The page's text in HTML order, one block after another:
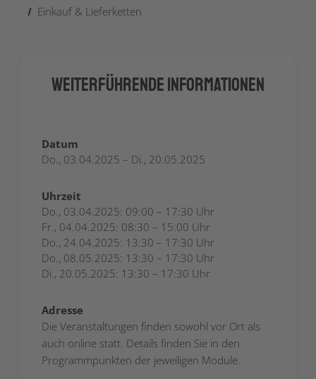
Einkauf & Lieferketten
Weiterführende Informationen
Datum
Do., 03.04.2025 – Di., 20.05.2025
Uhrzeit
Do., 03.04.2025: 09:00 – 17:30 Uhr
Fr., 04.04.2025: 08:30 – 15:00 Uhr
Do., 24.04.2025: 13:30 – 17:30 Uhr
Do., 08.05.2025: 13:30 – 17:30 Uhr
Di., 20.05.2025: 13:30 – 17:30 Uhr
Adresse
Die Veranstaltungen finden sowohl vor Ort als
auch online statt. Details finden Sie in den
Programmpunkten der jeweiligen Module.